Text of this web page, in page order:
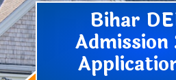
Bihar
Admission